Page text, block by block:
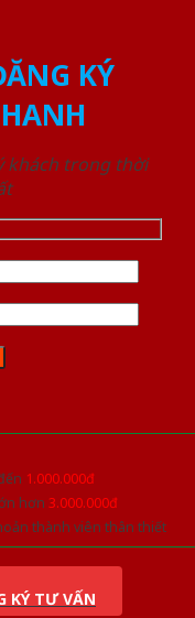
KÝ
khách trong thời
1.000.000đ
hơn 3.000.000đ
thành viên thân thiết
KÝ TƯ VẤN